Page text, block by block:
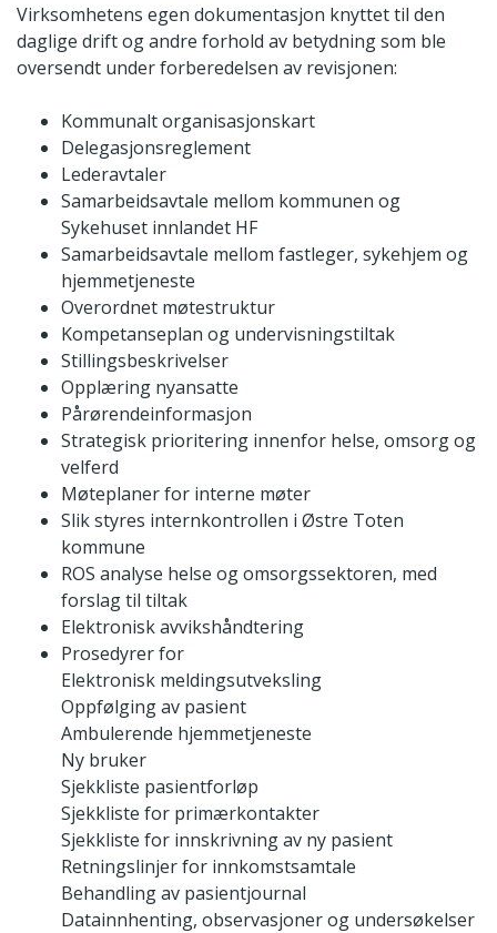
Virksomhetens egen dokumentasjon knyttet til den
daglige drift og andre forhold av betydning som ble
oversendt under forberedelsen av revisjonen:
Kommunalt organisasjonskart
Delegasjonsreglement
Lederavtaler
Samarbeidsavtale mellom kommunen og
Sykehuset innlandet HF
Samarbeidsavtale mellom fastleger, sykehjem og
hjemmetjeneste
Overordnet møtestruktur
Kompetanseplan og undervisningstiltak
Stillingsbeskrivelser
Opplæring nyansatte
Pårørendeinformasjon
Strategisk prioritering innenfor helse, omsorg og
velferd
Møteplaner for interne møter
Slik styres internkontrollen i Østre Toten
kommune
ROS analyse helse og omsorgssektoren, med
forslag til tiltak
Elektronisk avvikshåndtering
Prosedyrer for
Elektronisk meldingsutveksling
Oppfølging av pasient
Ambulerende hjemmetjeneste
Ny bruker
Sjekkliste pasientforløp
Sjekkliste for primærkontakter
Sjekkliste for innskrivning av ny pasient
Retningslinjer for innkomstsamtale
Behandling av pasientjournal
Datainnhenting, observasjoner og undersøkelser